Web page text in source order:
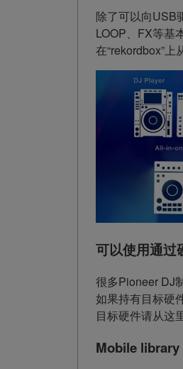
除了可以向USB
LOOP、FX等基
在“rekordbox”
可以使用通过
很多Pioneer DJ
如果持有目标硬
目标硬件请从这
Mobile